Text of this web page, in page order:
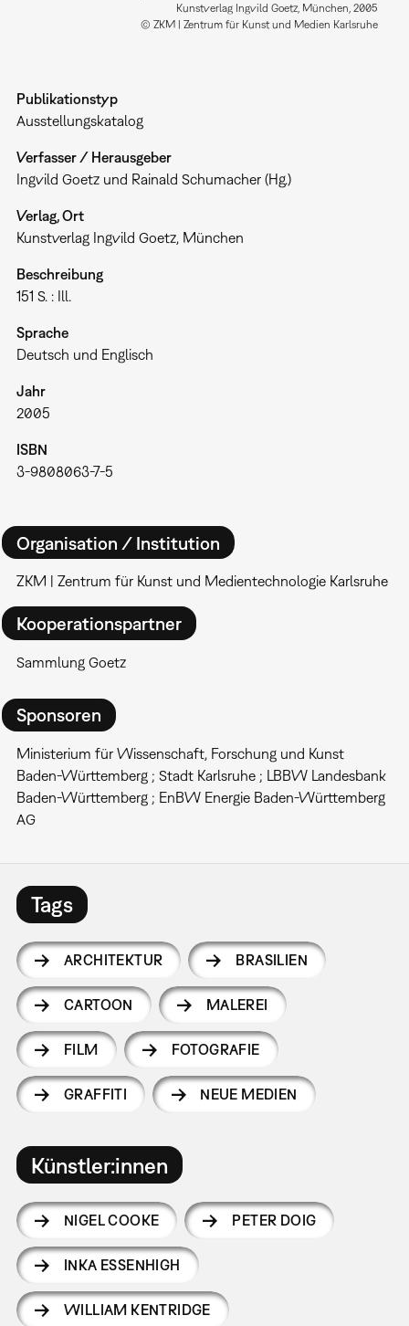
Kunstverlag Ingvild Goetz, München, 2005
© ZKM | Zentrum für Kunst und Medien Karlsruhe
Publikationstyp
Ausstellungskatalog
Verfasser / Herausgeber
Ingvild Goetz und Rainald Schumacher (Hg.)
Verlag, Ort
Kunstverlag Ingvild Goetz, München
Beschreibung
151 S. : Ill.
Sprache
Deutsch und Englisch
Jahr
2005
ISBN
3-9808063-7-5
Organisation / Institution
ZKM | Zentrum für Kunst und Medientechnologie Karlsruhe
Kooperationspartner
Sammlung Goetz
Sponsoren
Ministerium für Wissenschaft, Forschung und Kunst
Baden-Württemberg ; Stadt Karlsruhe ; LBBW Landesbank
Baden-Württemberg ; EnBW Energie Baden-Württemberg
AG
Tags
ARCHITEKTUR BRASILIEN
CARTOON MALEREI
FILM FOTOGRAFIE
GRAFFITI NEUE MEDIEN
Künstler:innen
NIGEL COOKE PETER DOIG
INKA ESSENHIGH
WILLIAM KENTRIDGE